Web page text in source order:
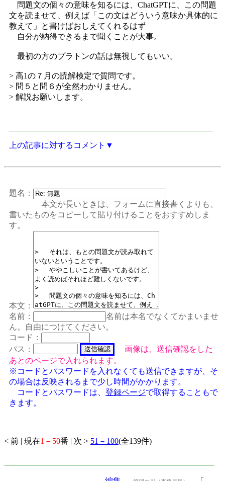
問題文の個々の意味を知るには、ChatGPTに、この問題
文を読ませて、例えば「この文はどういう意味か具体的に
教えて」と書けばおしえてくれるはず
自分が納得できるまで聞くことが大事。
最初の方のプラトンの話は無視してもいい。
> 高1の７月の読解検定で質問です。
> 問５と問６が全然わかりません。
> 解説お願いします。
上の記事に対するコメント▼
題名：
本文が長いときは、フォームに直接書くよりも、
書いたものをコピーして貼り付けることをおすすめしま
す。
本文：
名前：
名前は本名でなくてかまいませ
ん。自由につけてください。
コード：
パス：
画像は、送信確認をした
あとのページで入れられます。
※コードとパスワードを入れなくても送信できますが、そ
の場合は反映されるまで少し時間がかかります。
コードとパスワードは、 登録ページで取得することもで
きます。
< 前 | 現在1－50番 | 次 > 51－100(全139件)